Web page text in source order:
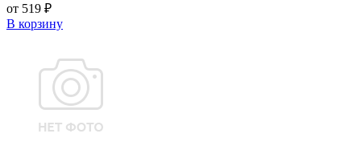
от 519 ₽
В корзину